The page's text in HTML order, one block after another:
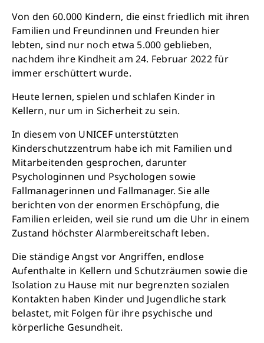
Von den 60.000 Kindern, die einst friedlich mit ihren
Familien und Freundinnen und Freunden hier
lebten, sind nur noch etwa 5.000 geblieben,
nachdem ihre Kindheit am 24. Februar 2022 für
immer erschüttert wurde.
Heute lernen, spielen und schlafen Kinder in
Kellern, nur um in Sicherheit zu sein.
In diesem von UNICEF unterstützten
Kinderschutzzentrum habe ich mit Familien und
Mitarbeitenden gesprochen, darunter
Psychologinnen und Psychologen sowie
Fallmanagerinnen und Fallmanager. Sie alle
berichten von der enormen Erschöpfung, die
Familien erleiden, weil sie rund um die Uhr in einem
Zustand höchster Alarmbereitschaft leben.
Die ständige Angst vor Angriffen, endlose
Aufenthalte in Kellern und Schutzräumen sowie die
Isolation zu Hause mit nur begrenzten sozialen
Kontakten haben Kinder und Jugendliche stark
belastet, mit Folgen für ihre psychische und
körperliche Gesundheit.